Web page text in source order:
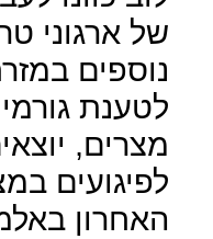
של ארגוני
נוספים
לטענת
מצרים,
לפיגועים
האחרון